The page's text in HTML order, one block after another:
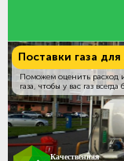
Поставки газа
Поможем оценить расход
газа, чтобы у вас газ
Качественная